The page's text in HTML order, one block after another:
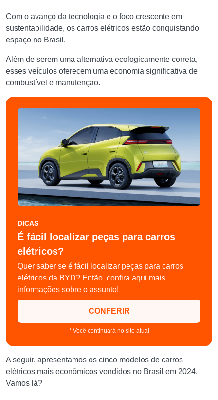
Com o avanço da tecnologia e o foco crescente em
sustentabilidade, os carros elétricos estão conquistando
espaço no Brasil.
Além de serem uma alternativa ecologicamente correta,
esses veículos oferecem uma economia significativa de
combustível e manutenção.
DICAS
É fácil localizar peças para carros
elétricos?
Quer saber se é fácil localizar peças para carros
elétricos da BYD? Então, confira aqui mais
informações sobre o assunto!
CONFERIR
* Você continuará no site atual
A seguir, apresentamos os cinco modelos de carros
elétricos mais econômicos vendidos no Brasil em 2024.
Vamos lá?